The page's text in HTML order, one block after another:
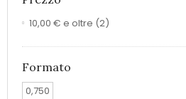
10,00 € e oltre (2)
Formato
0,750